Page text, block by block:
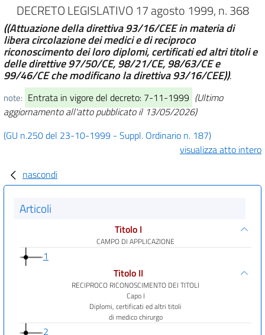
DECRETO LEGISLATIVO 17 agosto 1999, n. 368
((Attuazione della direttiva 93/16/CEE in materia di
libera circolazione dei medici e di reciproco
riconoscimento dei loro diplomi, certificati ed altri titoli e
delle direttive 97/50/CE, 98/21/CE, 98/63/CE e
99/46/CE che modificano la direttiva 93/16/CEE)).
note: Entrata in vigore del decreto: 7-11-1999 (Ultimo
aggiornamento all'atto pubblicato il 13/05/2026)
(GU n.250 del 23-10-1999 - Suppl. Ordinario n. 187)
visualizza atto intero
nascondi
Articoli
Titolo I
CAMPO DI APPLICAZIONE
1
Titolo II
RECIPROCO RICONOSCIMENTO DEI TITOLI
Capo I
Diplomi, certificati ed altri titoli
di medico chirurgo
2